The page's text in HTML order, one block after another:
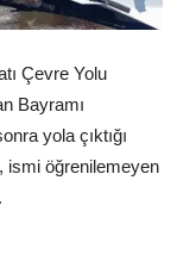
Çevre Yolu
Bayramı
yola çıktığı
ismi öğrenilemeyen